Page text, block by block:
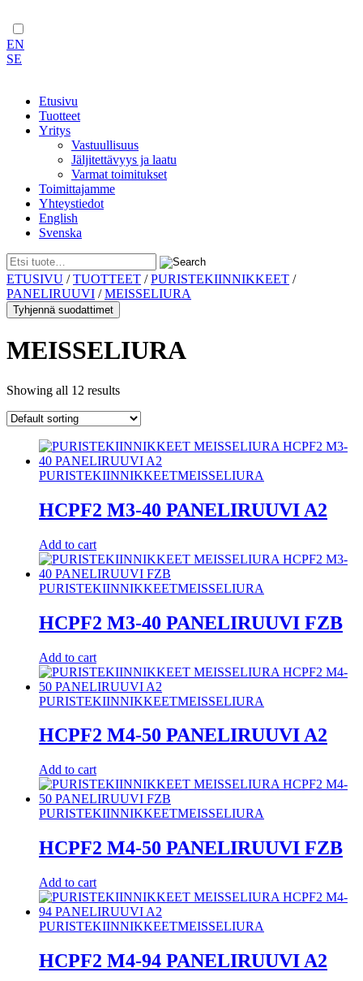
EN
SE
Etusivu
Tuotteet
Yritys
Vastuullisuus
Jäljitettävyys ja laatu
Varmat toimitukset
Toimittajamme
Yhteystiedot
English
Svenska
Skip
to
content
ETUSIVU /TUOTTEET /PURISTEKIINNIKKEET /
PANELIRUUVI /MEISSELIURA
Tyhjennä suodattimet
MEISSELIURA
Showing all 12 results
PURISTEKIINNIKKEETMEISSELIURA
HCPF2 M3-40 PANELIRUUVI A2
Add to cart
PURISTEKIINNIKKEETMEISSELIURA
HCPF2 M3-40 PANELIRUUVI FZB
Add to cart
PURISTEKIINNIKKEETMEISSELIURA
HCPF2 M4-50 PANELIRUUVI A2
Add to cart
PURISTEKIINNIKKEETMEISSELIURA
HCPF2 M4-50 PANELIRUUVI FZB
Add to cart
PURISTEKIINNIKKEETMEISSELIURA
HCPF2 M4-94 PANELIRUUVI A2